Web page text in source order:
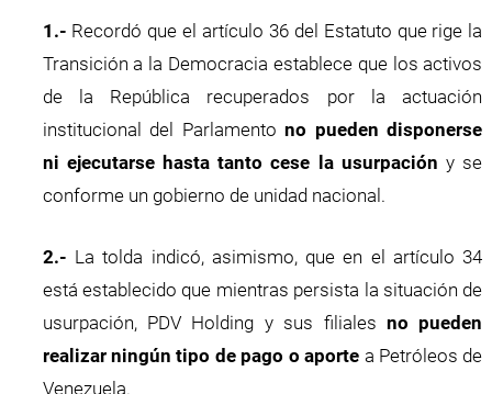
1.- Recordó que el artículo 36 del Estatuto que rige la
Transición a la Democracia establece que los activos
de la República recuperados por la actuación
institucional del Parlamento no pueden disponerse
ni ejecutarse hasta tanto cese la usurpación y se
conforme un gobierno de unidad nacional.
2.- La tolda indicó, asimismo, que en el artículo 34
está establecido que mientras persista la situación de
usurpación, PDV Holding y sus filiales no pueden
realizar ningún tipo de pago o aporte a Petróleos de
Venezuela.